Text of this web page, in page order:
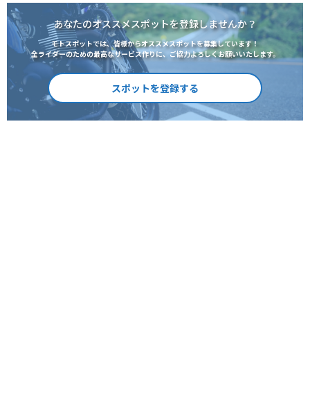
あなたのオススメスポットを登録しませんか？
モトスポットでは、皆様からオススメスポットを募集しています！
全ライダーのための最高なサービス作りに、ご協力よろしくお願いいたします。
スポットを登録する